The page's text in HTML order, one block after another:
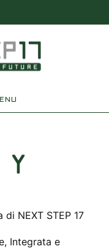
NEXT STEP 17
Integrata e